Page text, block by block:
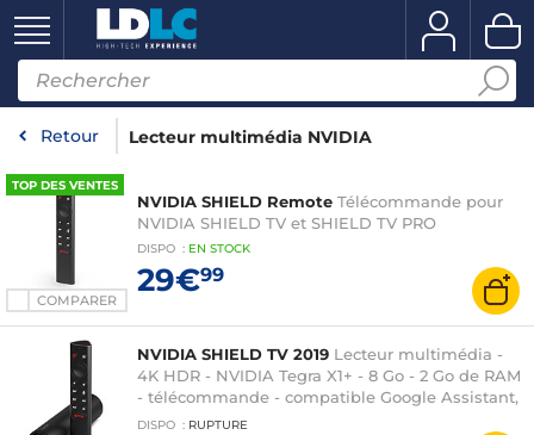
Retour Lecteur multimédia NVIDIA
TOP DES VENTES
COMPARER
NVIDIA SHIELD Remote Télécommande pour
NVIDIA SHIELD TV et SHIELD TV PRO
DISPO : EN STOCK
29€99
NVIDIA SHIELD TV 2019 Lecteur multimédia -
4K HDR - NVIDIA Tegra X1+ - 8 Go - 2 Go de RAM
- télécommande - compatible Google Assistant,
Alexa et Amazon Echo
DISPO : RUPTURE